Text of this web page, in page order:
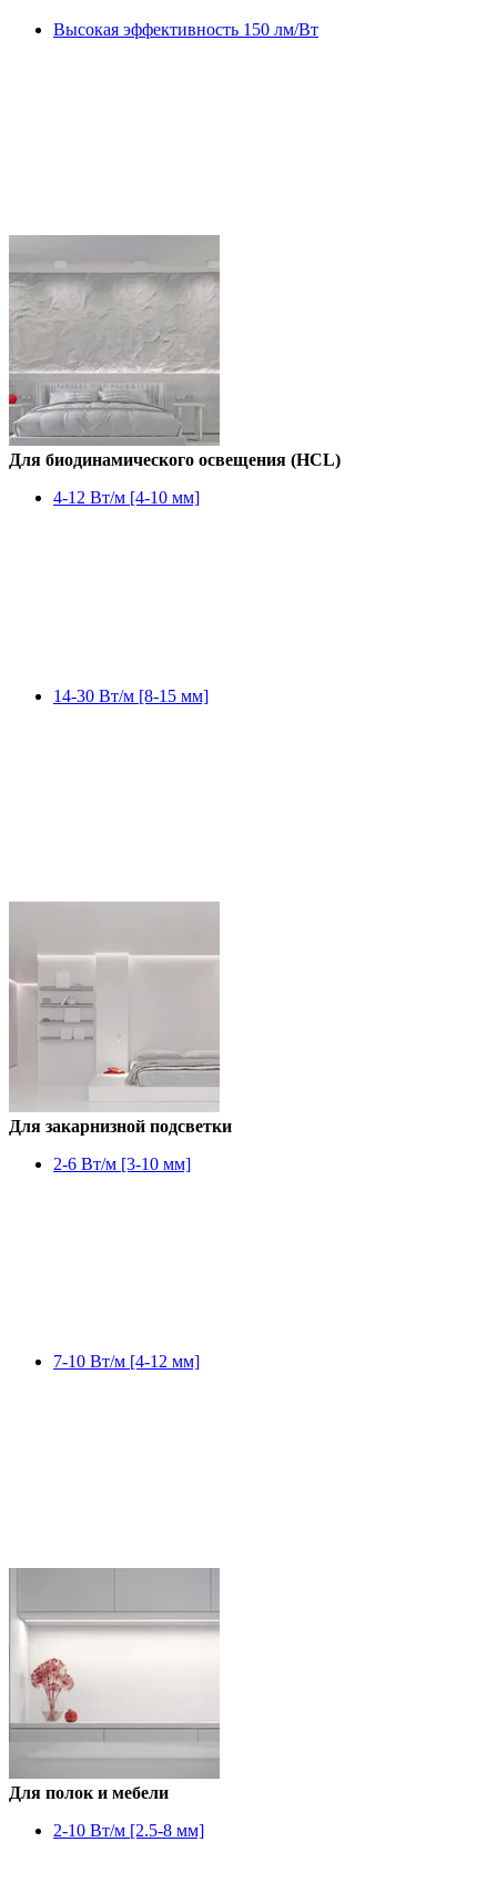
Высокая эффективность 150 лм/Вт
Для биодинамического освещения (HCL)
4-12 Вт/м [4-10 мм]
14-30 Вт/м [8-15 мм]
Для закарнизной подсветки
2-6 Вт/м [3-10 мм]
7-10 Вт/м [4-12 мм]
Для полок и мебели
2-10 Вт/м [2.5-8 мм]